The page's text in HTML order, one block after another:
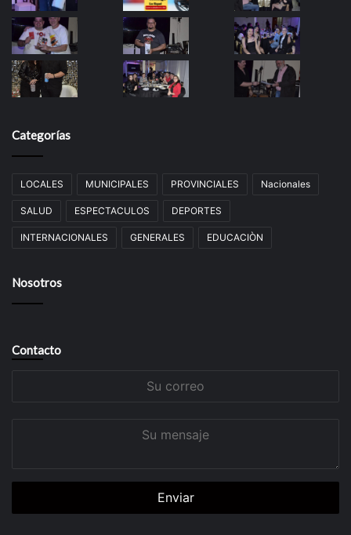
Categorías
LOCALES MUNICIPALES PROVINCIALES Nacionales
SALUD ESPECTACULOS DEPORTES
INTERNACIONALES GENERALES EDUCACIÒN
Nosotros
Contacto